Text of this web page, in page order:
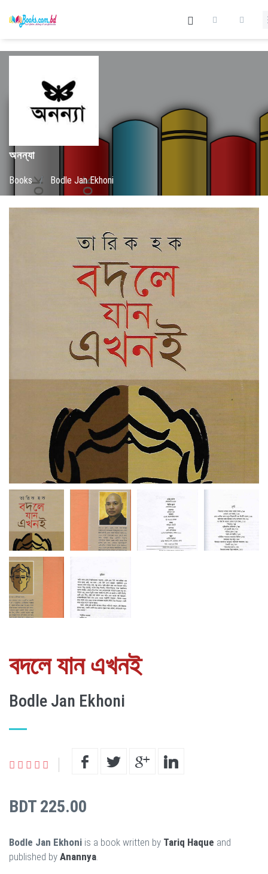
অনন্যা
Books / Bodle Jan Ekhoni
বদলে যান এখনই
Bodle Jan Ekhoni
BDT 225.00
Bodle Jan Ekhoni is a book written by Tariq Haque and
published by Anannya